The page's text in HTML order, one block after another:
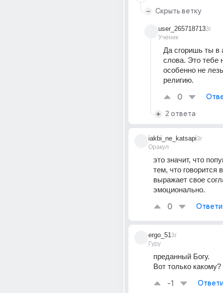
Скрыть ветку
user_265718713
Ученик
3г
Да сгоришь ты в
слова. Это тебе
особенно не
религию.
0
2 ответа
iakbi_ne_katsapi
Оракул
3г
это значит, что
тем, что говорится
выражает свое
эмоционально.
0
ergo_51
Гуру
3г
преданный Богу.
Вот только какому?
-1